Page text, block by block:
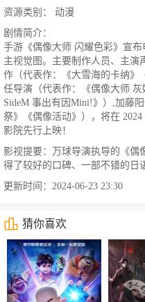
资源类别： 动漫
剧情简介：
手游《偶像大师 闪耀色彩》宣
主视觉图。主要制作人员、主演
作（代表作：《大雪海的卡纳》
任导演（代表作：《偶像大师
SideM 事出有因Mini!》）,加藤
祭》《偶像活动》），将在
影院先行上映！
影视提要：万球导演执导的《偶
得了较好的口碑、一部不错的日
更新时间：2024-06-23 23:30
猜你喜欢